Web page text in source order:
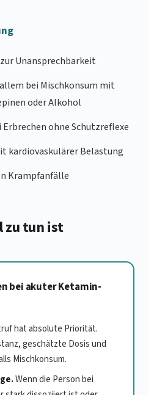
Unansprechbarkeit
bei Mischkonsum mit
oder Alkohol
ohne Schutzreflexe
kardiovaskulärer Belastung
Krampfanfälle
zu tun ist
bei akuter Ketamin-
hat absolute Priorität.
geschätzte Dosis und
Mischkonsum.
Wenn die Person bei